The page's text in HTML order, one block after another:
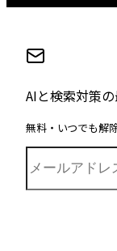
AIと検索対策
無料・いつでも解